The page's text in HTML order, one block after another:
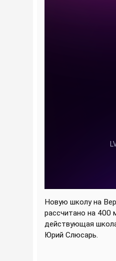
Новую школу на
рассчитано на 400
действующая
Юрий Слюсарь.